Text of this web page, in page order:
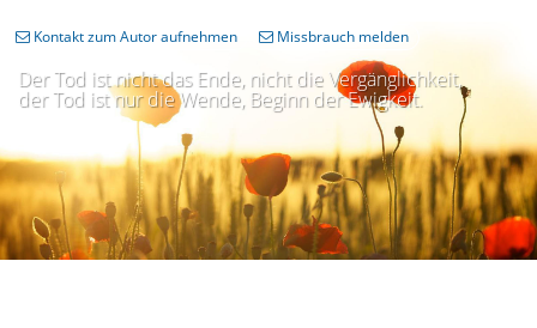
Der Tod ist nicht das Ende, nicht die Vergänglichkeit,
der Tod ist nur die Wende, Beginn der Ewigkeit.
Kontakt zum Autor aufnehmen Missbrauch melden